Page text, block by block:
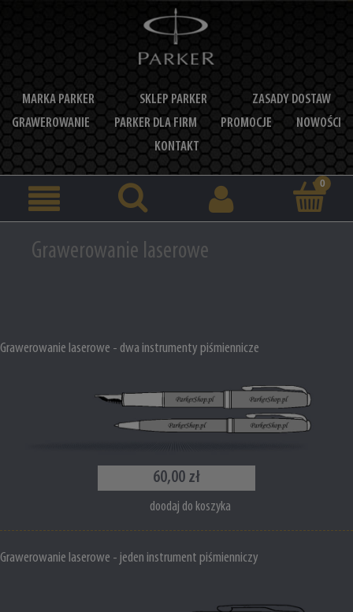
MARKA PARKER SKLEP PARKER
ZASADY DOSTAW
GRAWEROWANIE
PARKER DLA FIRM PROMOCJE
NOWOŚCI
KONTAKT
Grawerowanie laserowe
Grawerowanie laserowe - dwa instrumenty piśmiennicze
60,00 zł
doodaj do koszyka
Grawerowanie laserowe - jeden instrument piśmienniczy